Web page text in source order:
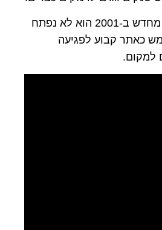
למרות שהוא שופץ מחדש ב-2001 הוא לא נפתח
כאתר קבוע לפגיעה
למקום.